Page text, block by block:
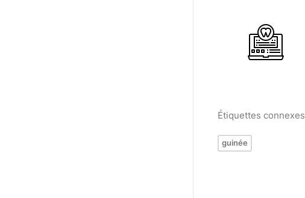
Étiquettes connexes
guinée